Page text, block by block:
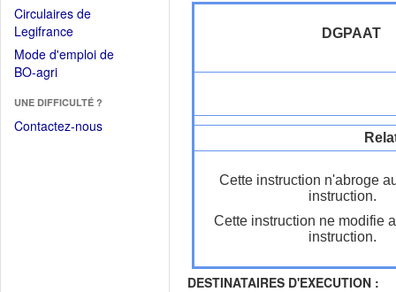
Circulaires de
Legifrance(Ouvrir
dans
une
fenêtre)
Mode d'emploi de
BO-agri(Ouvrir
une
nouvelle
UNE DIFFICULTÉ ?
Contactez-nous
DGPAAT
Cette instruction n'abroge
instruction.
Cette instruction ne modifie
instruction.
DESTINATAIRES D'EXECUTION :